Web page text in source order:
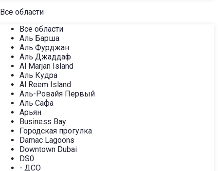
Все области
Все области
Аль Барша
Аль Фурджан
Аль Джаддаф
Al Marjan Island
Аль Кудра
Al Reem Island
Аль-Ровайя Первый
Аль Сафа
Арьян
Business Bay
Городская прогулка
Damac Lagoons
Downtown Dubai
DS0
- ДСО